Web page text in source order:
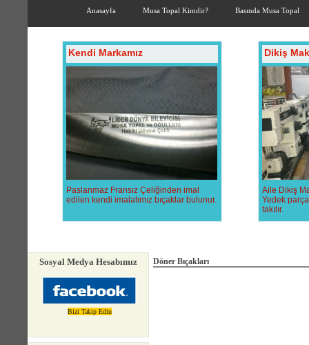
Anasayfa Musa Topal Kimdir? Basında Musa Topal
Kendi Markamız
Paslanmaz Fransız Çeliğinden imal
edilen kendi imalatımız bıçaklar bulunur.
Dikiş
Aile Dikiş
Yedek
takılır.
Sosyal Medya Hesabımız
Bizi Takip Edin
Döner Bıçakları